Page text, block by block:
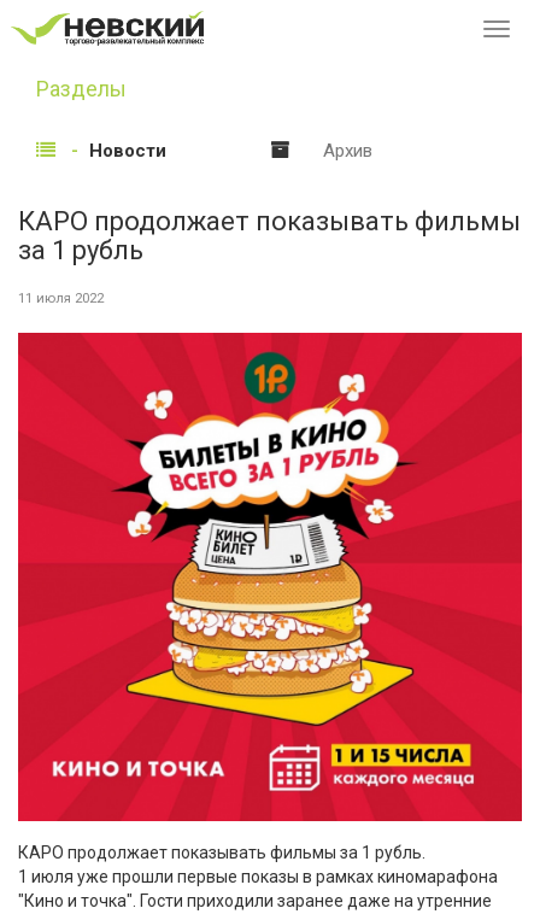
Разделы
Новости Архив
КАРО продолжает показывать фильмы
за 1 рубль
11 июля 2022
КАРО продолжает показывать фильмы за 1 рубль.
1 июля уже прошли первые показы в рамках киномарафона
"Кино и точка". Гости приходили заранее даже на утренние